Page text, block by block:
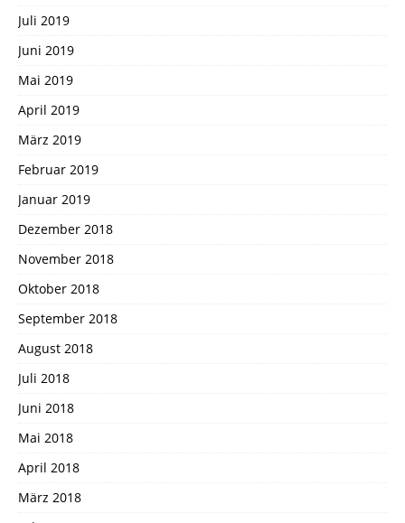
Juli 2019
Juni 2019
Mai 2019
April 2019
März 2019
Februar 2019
Januar 2019
Dezember 2018
November 2018
Oktober 2018
September 2018
August 2018
Juli 2018
Juni 2018
Mai 2018
April 2018
März 2018